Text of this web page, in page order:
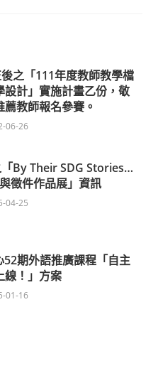
之「111年度教師教學檔
計」實施計畫乙份，敬
教師報名參賽。
06-26
By Their SDG Stories…
徵件作品展」資訊
04-25
期外語推廣課程「自主
線！」方案
01-16